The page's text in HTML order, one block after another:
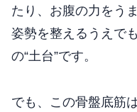
たり、お腹の力をう
姿勢を整えるうえで
の“土台”です。
でも、この骨盤底筋